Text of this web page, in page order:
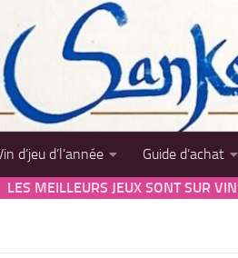
d’jeu d’l’année Guide d’achat
LES MEILLEURS JEUX SONT SUR